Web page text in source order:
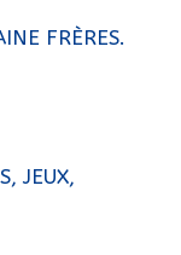
FRÈRES.
JEUX,